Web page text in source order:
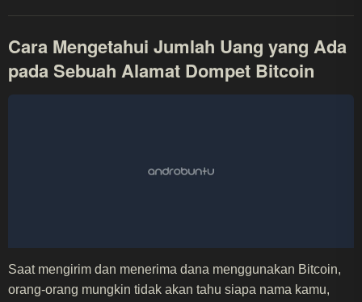
Cara Mengetahui Jumlah Uang yang Ada
pada Sebuah Alamat Dompet Bitcoin
Saat mengirim dan menerima dana menggunakan Bitcoin,
orang-orang mungkin tidak akan tahu siapa nama kamu,